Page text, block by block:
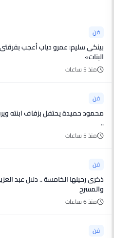
فن
بينكى سليم: عمرو دياب أعجب بفرقتى
البنات»
منذ 5 ساعات
فن
محمود حميدة يحتفل بزفاف ابنته
..
منذ 5 ساعات
فن
ذكرى رحيلها
والمسرح
منذ 6 ساعات
فن